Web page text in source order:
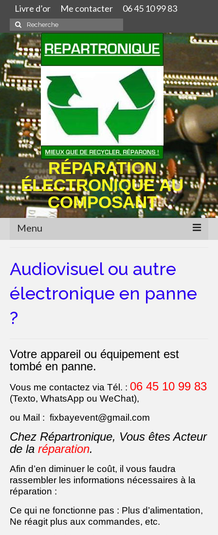
Livre d’or Me contacter 06 45 10 99 83
Rechercher
:
RÉPARATION
ÉLECTRONIQUE AU
COMPOSANT
Menu
Pourquoi réparer ?
Réparations
Le recyclage ?
Vers une autre consommation
Marche à suivre
Qui suis-je ?
Concert Event
Ventes responsables
Audiovisuel ou autre
électronique en panne
?
Votre appareil ou équipement est
tombé en panne.
Vous me contactez via Tél. : 06 45 10 99 83
(Texto, WhatsApp ou WeChat),
ou Mail : fixbayevent@gmail.com
Chez Répartronique, Vous êtes Acteur
de la réparation.
Afin d’en diminuer le coût, il vous faudra
rassembler les informations nécessaires à la
réparation :
Ce qui ne fonctionne pas : Plus d’alimentation,
Ne réagit plus aux commandes, etc.